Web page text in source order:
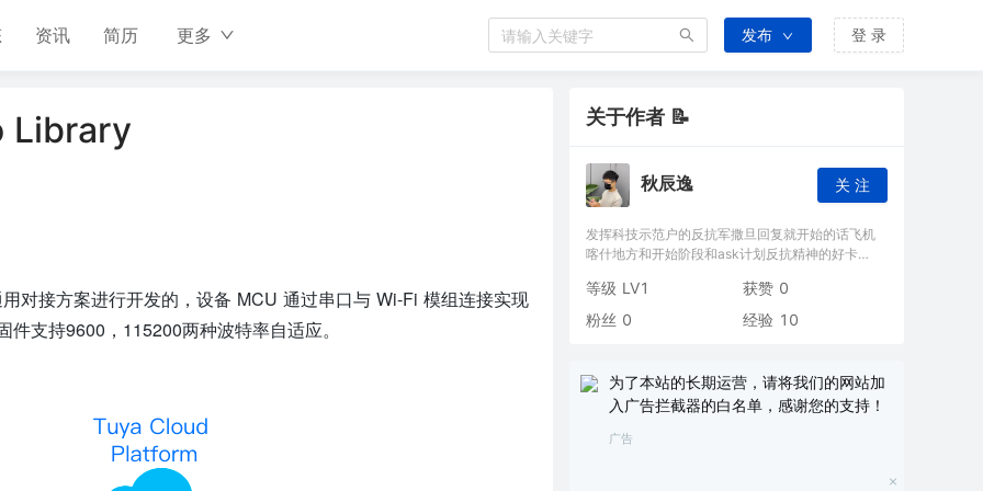
资讯 简历 更多 发布 登 录
Library
对接方案进行开发的，设备 MCU 通过串口与 Wi-Fi 模组连接实现
支持9600，115200两种波特率自适应。
关于作者 📝
秋辰逸 关 注
发挥科技示范户的反抗军撒旦回复就开始的话飞机
喀什地方和开始阶段和ask计划反抗精神的好卡刷
啥
等级 LV1
粉丝 0
获赞 0
经验 10
为了本站的长期运营，请将我们的网站加
入广告拦截器的白名单，感谢您的支持！
广告